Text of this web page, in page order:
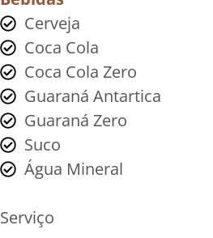
Cerveja
Coca Cola
Coca Cola Zero
Guaraná Antartica
Guaraná Zero
Suco
Água Mineral
Serviço